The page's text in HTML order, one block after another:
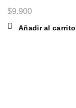
$9.900
Añadir al carrito